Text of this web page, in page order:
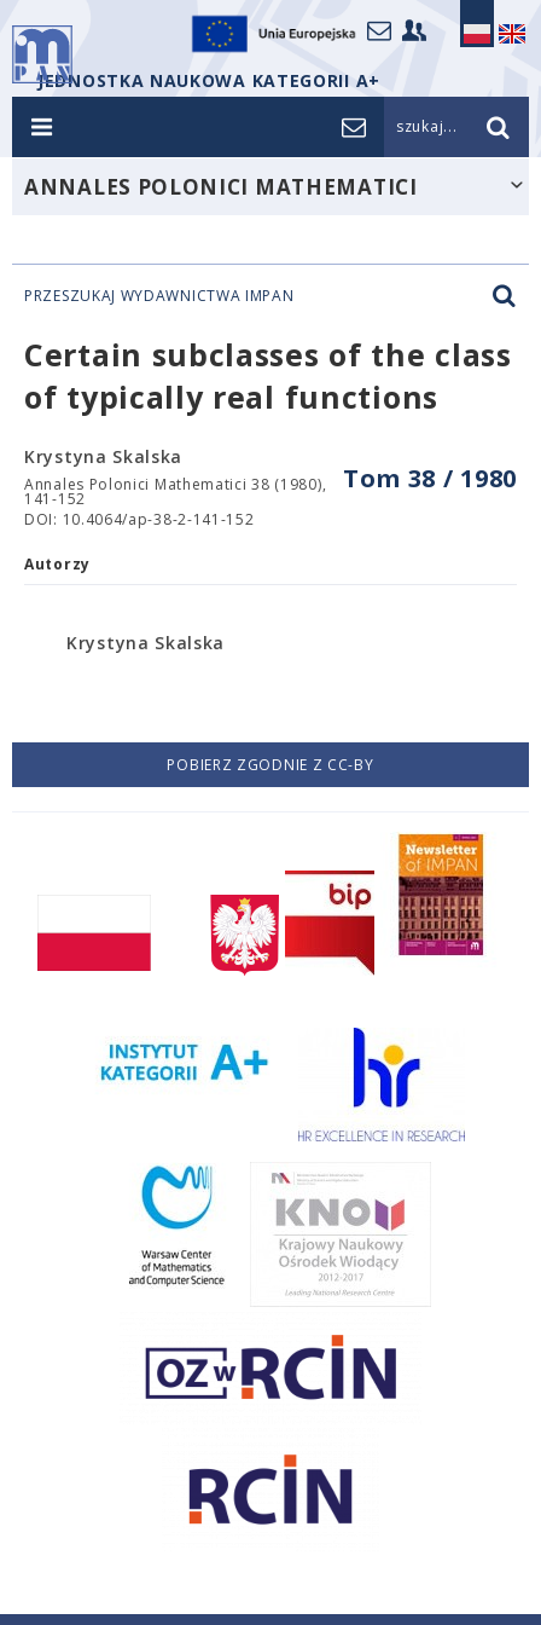
JEDNOSTKA NAUKOWA KATEGORII A+
szukaj...
ANNALES POLONICI MATHEMATICI
PRZESZUKAJ WYDAWNICTWA IMPAN
Certain subclasses of the class
of typically real functions
Tom 38 / 1980
Krystyna Skalska
Annales Polonici Mathematici 38 (1980),
141-152
DOI: 10.4064/ap-38-2-141-152
Autorzy
Krystyna Skalska
POBIERZ ZGODNIE Z CC-BY